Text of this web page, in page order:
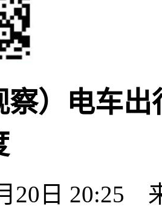
察）电车
20日 20:25